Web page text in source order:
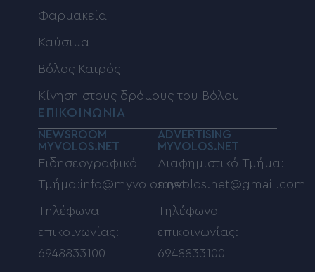
Φαρμακεία
Καύσιμα
Βόλος Καιρός
Κίνηση στους δρόμους του Βόλου
ΕΠΙΚΟΙΝΩΝΙΑ
NEWSROOM
MYVOLOS.NET
Ειδησεογραφικό
Τμήμα:info@myvolos.net
Τηλέφωνα
επικοινωνίας:
6948833100
ADVERTISING
MYVOLOS.NET
Διαφημιστικό Τμήμα:
myvolos.net@gmail.com
Τηλέφωνο
επικοινωνίας:
6948833100